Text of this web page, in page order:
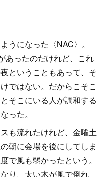
うになった〈NAC〉。
あったのだけれど、これ
ということもあって、そ
ではない。だからこそこ
そこにいる人が調和する
った。
も流れたけれど、金曜土
朝に会場を後にしてしま
で風も弱かったという。
り、太い木が風で倒れ